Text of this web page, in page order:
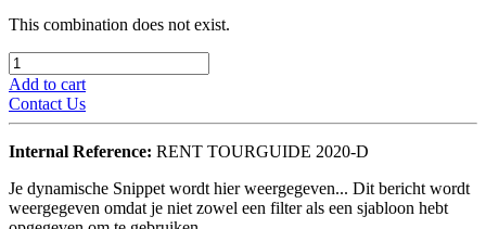
This combination does not exist.
Add to cart
Contact Us
Internal Reference: RENT TOURGUIDE 2020-D
Je dynamische Snippet wordt hier weergegeven... Dit bericht wordt
weergegeven omdat je niet zowel een filter als een sjabloon hebt